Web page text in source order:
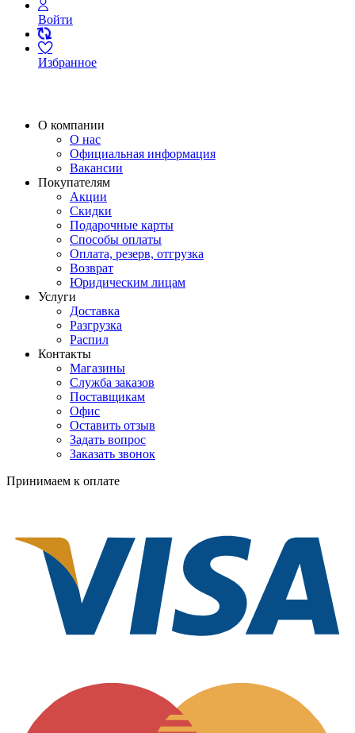
Войти
Избранное
О компании
О нас
Официальная информация
Вакансии
Покупателям
Акции
Скидки
Подарочные карты
Способы оплаты
Оплата, резерв, отгрузка
Возврат
Юридическим лицам
Услуги
Доставка
Разгрузка
Распил
Контакты
Магазины
Служба заказов
Поставщикам
Офис
Оставить отзыв
Задать вопрос
Заказать звонок
Принимаем к оплате